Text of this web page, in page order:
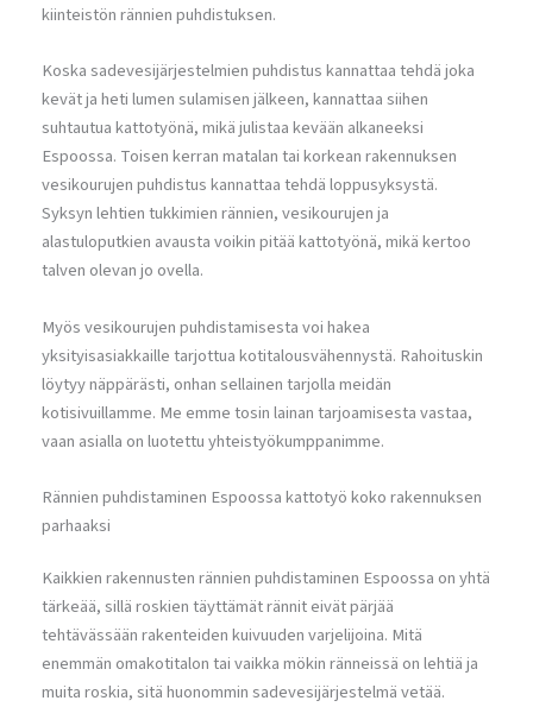
kiinteistön rännien puhdistuksen.
Koska sadevesijärjestelmien puhdistus kannattaa tehdä joka
kevät ja heti lumen sulamisen jälkeen, kannattaa siihen
suhtautua kattotyönä, mikä julistaa kevään alkaneeksi
Espoossa. Toisen kerran matalan tai korkean rakennuksen
vesikourujen puhdistus kannattaa tehdä loppusyksystä.
Syksyn lehtien tukkimien rännien, vesikourujen ja
alastuloputkien avausta voikin pitää kattotyönä, mikä kertoo
talven olevan jo ovella.
Myös vesikourujen puhdistamisesta voi hakea
yksityisasiakkaille tarjottua kotitalousvähennystä. Rahoituskin
löytyy näppärästi, onhan sellainen tarjolla meidän
kotisivuillamme. Me emme tosin lainan tarjoamisesta vastaa,
vaan asialla on luotettu yhteistyökumppanimme.
Rännien puhdistaminen Espoossa kattotyö koko rakennuksen
parhaaksi
Kaikkien rakennusten rännien puhdistaminen Espoossa on yhtä
tärkeää, sillä roskien täyttämät rännit eivät pärjää
tehtävässään rakenteiden kuivuuden varjelijoina. Mitä
enemmän omakotitalon tai vaikka mökin ränneissä on lehtiä ja
muita roskia, sitä huonommin sadevesijärjestelmä vetää.